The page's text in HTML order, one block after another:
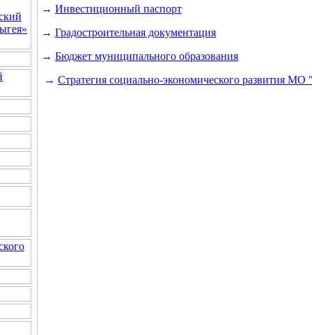
→ Инвестиционный паспорт
→ Градостроительная документация
→ Бюджет муниципального образования
→ Стратегия социально-экономического развития